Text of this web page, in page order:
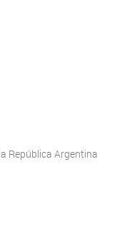
República Argentina